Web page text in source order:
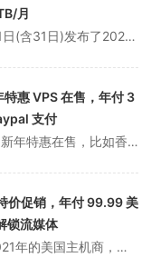
月
vmshell为2022年12月31日(含31日)发布了2023年春节第一波促销活动 Christmass购买 NewYear (本新年版)产品老用户续费后，将流量免费升级到1.5TB/月，需要的可以围观。Vmshell是一家总部位于特拉华州的美国主机公司，成立于2021年。目前，其主要业务是提供共享主机、V...
惠 VPS 在售，年付 3
支付
vmshell目前有七款2023新年特惠在售，比如香港三网cmi宽带VPS，当然还有之前一直断货的圣何塞10Gbps高带宽VPS，可解锁Netflix/Disney等流媒体，优惠后年付仅需36美元。购买时请注意使用不同的优惠码。另外，如果你在2021年购买了VmShell圣诞版（圣诞新年）99.99美元/年的...
价促销，年付 99.99 美
锁流媒体
vmshell 是一家成立于2021年的美国主机商，总部位于美国特拉华州，主营业务为提供共享主机、VPS 和经销商主机的销售，在洛杉矶、伦敦、香港和荷兰阿姆斯特丹均设有数据中心。根据 VmShell 官网介绍，其最初应该是以电脑配件销售公司起家的。关于 VmShell 的更多信息，请访问其官网。提供中文版，支...